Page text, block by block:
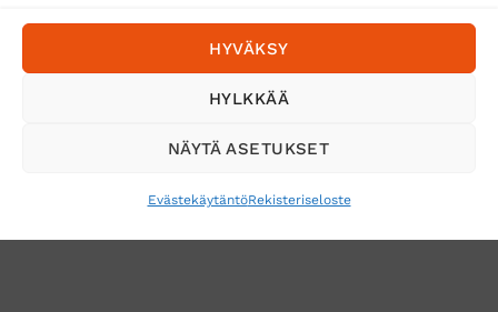
HYVÄKSY
HYLKKÄÄ
NÄYTÄ ASETUKSET
EvästekäytäntöRekisteriseloste